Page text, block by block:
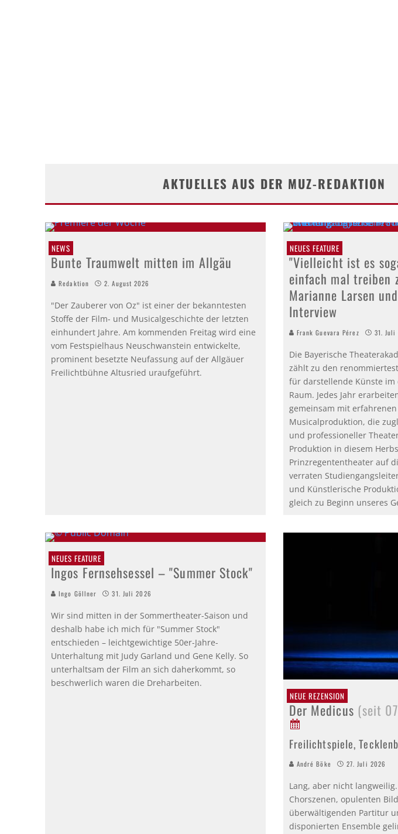
AKTUELLES AUS DER MUZ-REDAKTION
NEWS
Bunte Traumwelt mitten im Allgäu
Redaktion 2. August 2026
"Der Zauberer von Oz" ist einer der bekanntesten
Stoffe der Film- und Musicalgeschichte der letzten
einhundert Jahre. Am kommenden Freitag wird eine
vom Festspielhaus Neuschwanstein entwickelte,
prominent besetzte Neufassung auf der Allgäuer
Freilichtbühne Altusried uraufgeführt.
NEUES FEATURE
"Vielleicht ist es
einfach mal treiben
Marianne Larsen
Interview
Frank Guevara Pérez 31. Juli
Die Bayerische
zählt zu den
für darstellende Künste im
Raum. Jedes Jahr
gemeinsam mit
Musicalproduktion, die
und professioneller
Produktion in diesem
Prinzregententheater auf
verraten
und Künstlerische
gleich zu Beginn unseres
NEUES FEATURE
Ingos Fernsehsessel – "Summer Stock"
Ingo Göllner 31. Juli 2026
Wir sind mitten in der Sommertheater-Saison und
deshalb habe ich mich für "Summer Stock"
entschieden – leichtgewichtige 50er-Jahre-
Unterhaltung mit Judy Garland und Gene Kelly. So
unterhaltsam der Film an sich daherkommt, so
beschwerlich waren die Dreharbeiten.
NEUE REZENSION
Der Medicus (seit
Freilichtspiele,
André Böke 27. Juli 2026
Lang, aber nicht
Chorszenen, opulenten
überwältigenden Partitur
disponierten Ensemble